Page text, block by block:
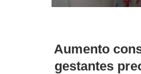
Aumento
gestantes